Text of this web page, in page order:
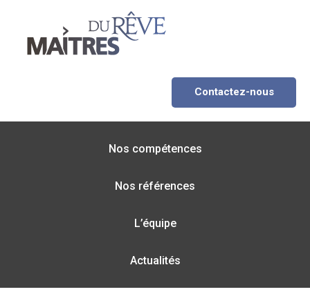
Contactez-nous
Nos compétences
Nos références
L’équipe
Actualités